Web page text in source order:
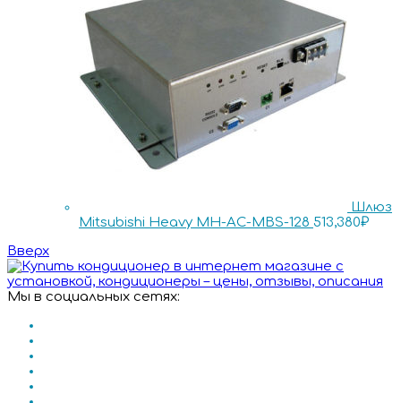
Шлюз
Mitsubishi Heavy MH-AC-MBS-128 513,380₽
Вверх
Мы в социальных сетях: